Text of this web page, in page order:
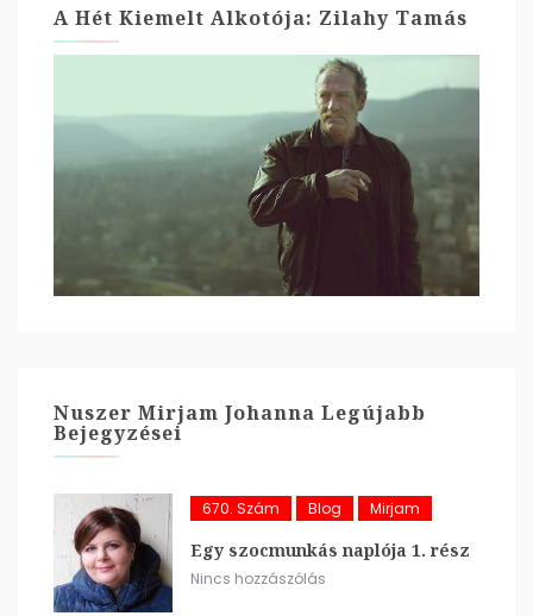
A Hét Kiemelt Alkotója: Zilahy Tamás
Nuszer Mirjam Johanna Legújabb
Bejegyzései
670. Szám Blog Mirjam
Egy szocmunkás naplója 1. rész
Nincs hozzászólás